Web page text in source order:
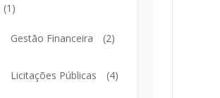
(1)
Gestão Financeira (2)
Licitações Públicas (4)